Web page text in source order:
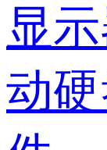
显
动